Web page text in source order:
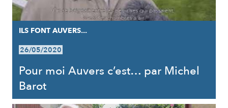
ILS FONT AUVERS...
26/05/2020
Pour moi Auvers c’est… par Michel
Barot